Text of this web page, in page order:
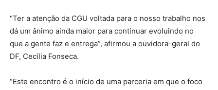
“Ter a atenção da CGU voltada para o nosso trabalho nos
dá um ânimo ainda maior para continuar evoluindo no
que a gente faz e entrega”, afirmou a ouvidora-geral do
DF, Cecília Fonseca.
“Este encontro é o início de uma parceria em que o foco